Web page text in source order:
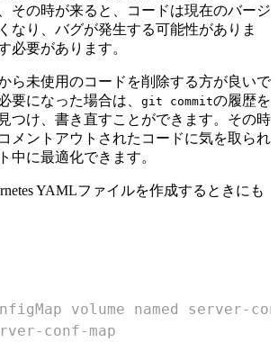
その時が来ると、コードは現在のバージ
なり、バグが発生する可能性がありま
必要があります。
ら未使用のコードを削除する方が良いで
要になった場合は、 git commitの履歴を
つけ、書き直すことができます。その時
メントアウトされたコードに気を取られ
中に最適化できます。
YAMLファイルを作成するときにも
volume named server-
conf-map